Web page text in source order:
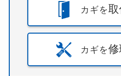
カギを
カギを